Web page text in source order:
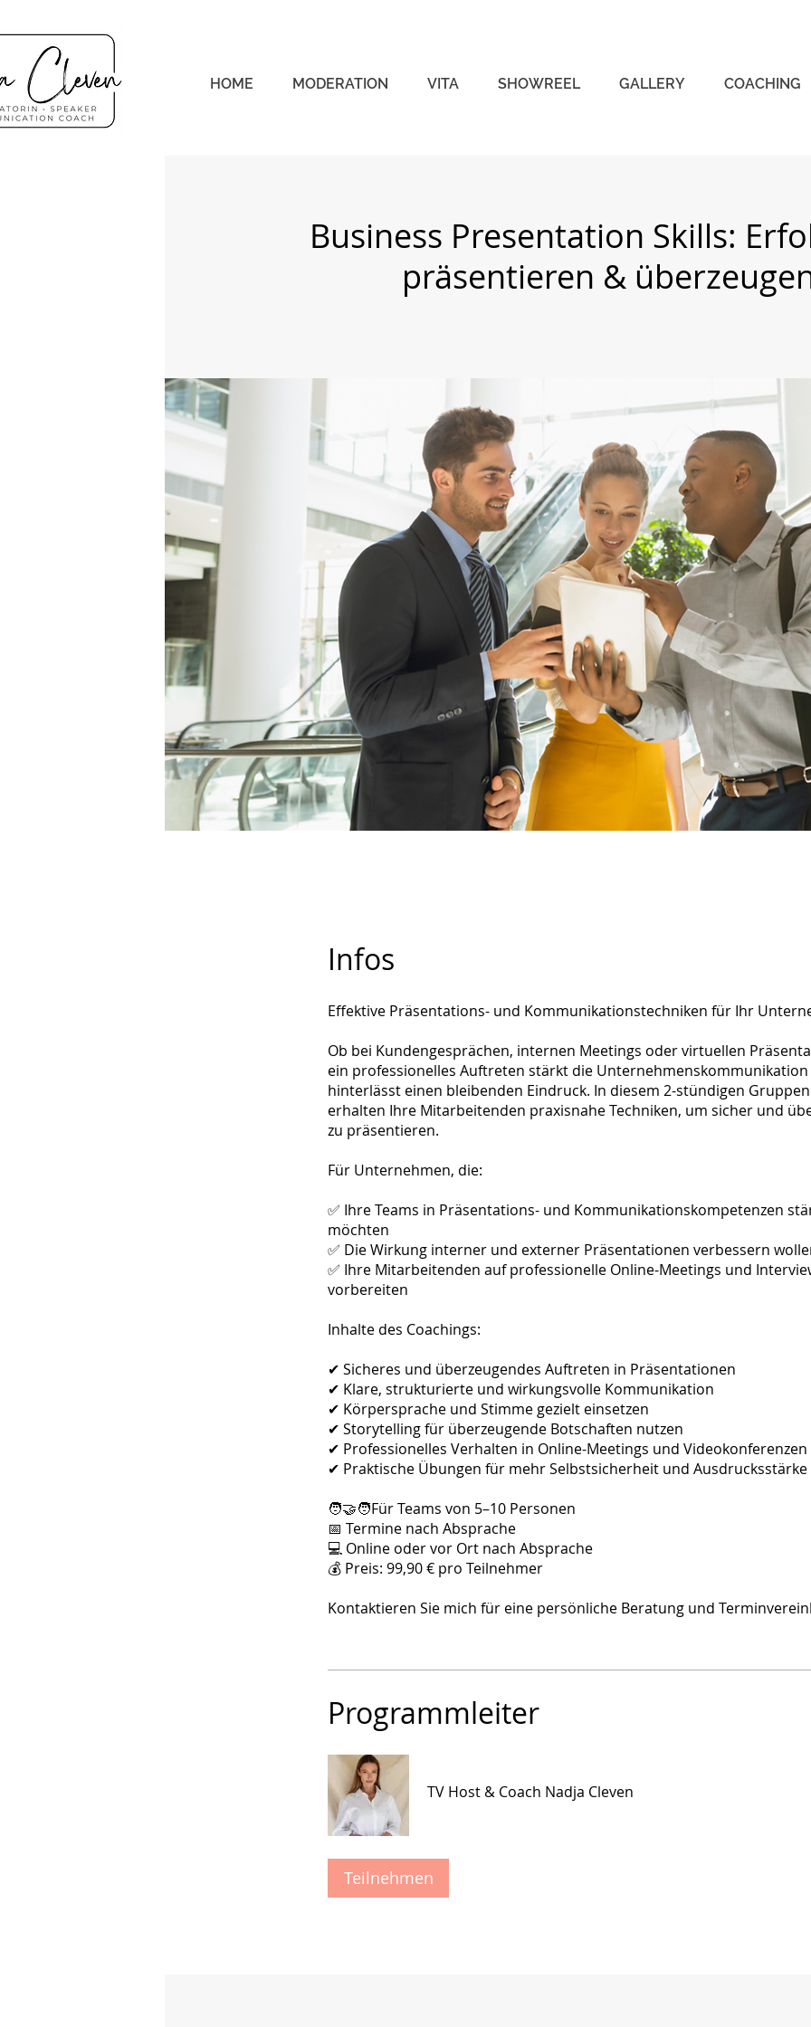
HOME MODERATION VITA SHOWREEL GALLERY COACHING
Business Presentation Skills:
präsentieren &
Infos
Effektive Präsentations- und Kommunikationstechniken für Ihr
Ob bei Kundengesprächen, internen Meetings oder virtuellen
ein professionelles Auftreten stärkt die
hinterlässt einen bleibenden Eindruck. In diesem 2-stündigen
erhalten Ihre Mitarbeitenden praxisnahe Techniken, um sicher und
zu präsentieren.
Für Unternehmen, die:
✅ Ihre Teams in Präsentations- und Kommunikationskompetenzen
möchten
✅ Die Wirkung interner und externer Präsentationen verbessern
✅ Ihre Mitarbeitenden auf professionelle Online-Meetings und
vorbereiten
Inhalte des Coachings:
✔ Sicheres und überzeugendes Auftreten in Präsentationen
✔ Klare, strukturierte und wirkungsvolle Kommunikation
✔ Körpersprache und Stimme gezielt einsetzen
✔ Storytelling für überzeugende Botschaften nutzen
✔ Professionelles Verhalten in Online-Meetings und Videokonferenzen
✔ Praktische Übungen für mehr Selbstsicherheit und Ausdrucksstärke
🧑‍🤝‍🧑Für Teams von 5–10 Personen
📅 Termine nach Absprache
💻 Online oder vor Ort nach Absprache
💰 Preis: 99,90 € pro Teilnehmer
Programmleiter
TV Host & Coach Nadja Cleven
Teilnehmen